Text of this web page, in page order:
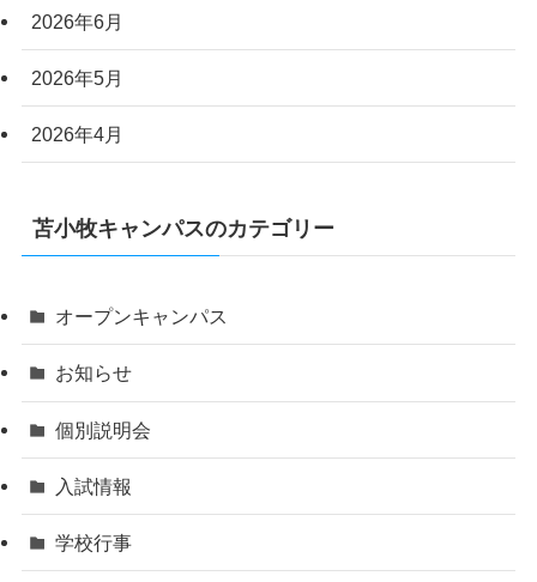
2026年6月
2026年5月
2026年4月
苫小牧キャンパスのカテゴリー
オープンキャンパス
お知らせ
個別説明会
入試情報
学校行事